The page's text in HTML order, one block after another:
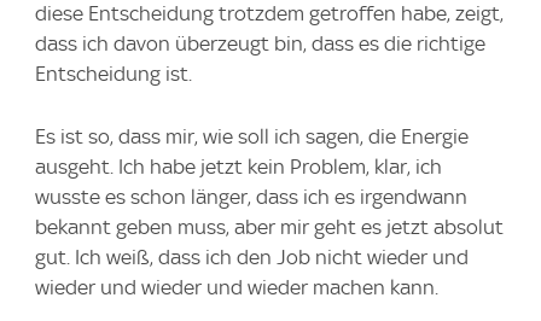
diese Entscheidung trotzdem getroffen habe, zeigt,
dass ich davon überzeugt bin, dass es die richtige
Entscheidung ist.
Es ist so, dass mir, wie soll ich sagen, die Energie
ausgeht. Ich habe jetzt kein Problem, klar, ich
wusste es schon länger, dass ich es irgendwann
bekannt geben muss, aber mir geht es jetzt absolut
gut. Ich weiß, dass ich den Job nicht wieder und
wieder und wieder und wieder machen kann.